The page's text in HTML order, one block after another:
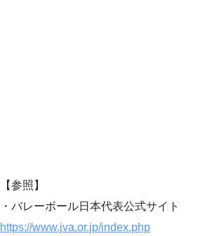
【参照】
・バレーボール日本代表公式サイト
https://www.jva.or.jp/index.php